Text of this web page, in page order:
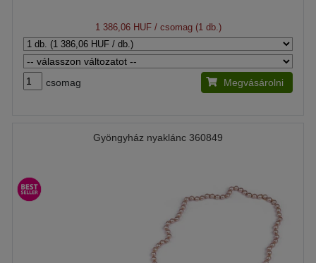
1 386,06 HUF/ csomag (1 db.)
csomag Megvásárolni
Gyöngyház nyaklánc 360849